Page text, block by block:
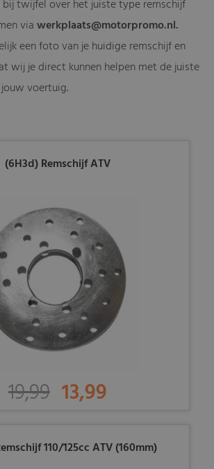
bij twijfel over het juiste type remschijf
viawerkplaats@motorpromo.nl.
een foto van je huidige remschijf en
wij je direct kunnen helpen met de juiste
voertuig.
(6H3d) Remschijf ATV
19,99 13,99
110/125cc ATV (160mm)